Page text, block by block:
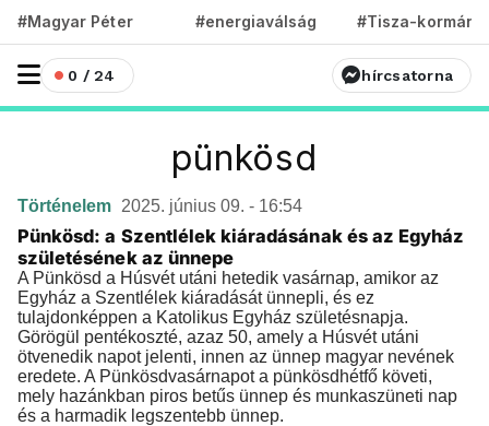
#Magyar Péter #energiaválság #Tisza-kormány
0 / 24 hírcsatorna
pünkösd
Történelem 2025. június 09. - 16:54
Pünkösd: a Szentlélek kiáradásának és az Egyház
születésének az ünnepe
A Pünkösd a Húsvét utáni hetedik vasárnap, amikor az
Egyház a Szentlélek kiáradását ünnepli, és ez
tulajdonképpen a Katolikus Egyház születésnapja.
Görögül pentékoszté, azaz 50, amely a Húsvét utáni
ötvenedik napot jelenti, innen az ünnep magyar nevének
eredete. A Pünkösdvasárnapot a pünkösdhétfő követi,
mely hazánkban piros betűs ünnep és munkaszüneti nap
és a harmadik legszentebb ünnep.